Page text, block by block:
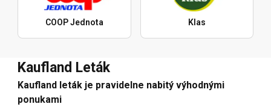
COOP Jednota Klas
Kaufland Leták
Kaufland leták je pravidelne nabitý výhodnými
ponukami